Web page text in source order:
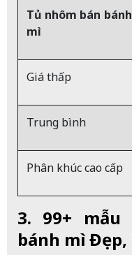
Tủ nhôm bán bánh
mì
Giá thấp
Trung bình
Phân khúc cao cấp
3. 99+
bánh mì Đẹp,